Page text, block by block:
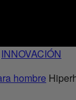
INNOVACIÓN
hombre